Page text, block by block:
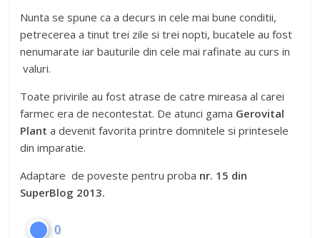
Nunta se spune ca a decurs in cele mai bune conditii,
petrecerea a tinut trei zile si trei nopti, bucatele au fost
nenumarate iar bauturile din cele mai rafinate au curs in
valuri.
Toate privirile au fost atrase de catre mireasa al carei
farmec era de necontestat. De atunci gama Gerovital
Plant a devenit favorita printre domnitele si printesele
din imparatie.
Adaptare de poveste pentru proba nr. 15 din
SuperBlog 2013.
0